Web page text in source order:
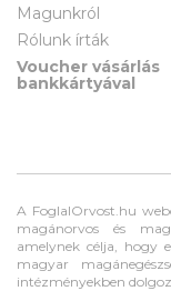
Magunkról
Rólunk írták
Voucher vásárlás
bankkártyával
A FoglalOrvost.hu
magánorvos és
amelynek célja, hogy
magyar
intézményekben